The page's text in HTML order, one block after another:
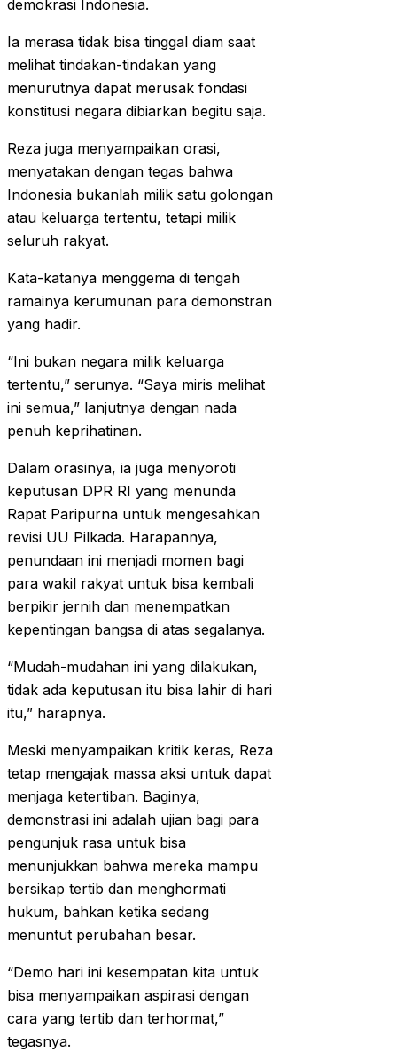
demokrasi Indonesia.
Ia merasa tidak bisa tinggal diam saat
melihat tindakan-tindakan yang
menurutnya dapat merusak fondasi
konstitusi negara dibiarkan begitu saja.
Reza juga menyampaikan orasi,
menyatakan dengan tegas bahwa
Indonesia bukanlah milik satu golongan
atau keluarga tertentu, tetapi milik
seluruh rakyat.
Kata-katanya menggema di tengah
ramainya kerumunan para demonstran
yang hadir.
“Ini bukan negara milik keluarga
tertentu,” serunya. “Saya miris melihat
ini semua,” lanjutnya dengan nada
penuh keprihatinan.
Dalam orasinya, ia juga menyoroti
keputusan DPR RI yang menunda
Rapat Paripurna untuk mengesahkan
revisi UU Pilkada. Harapannya,
penundaan ini menjadi momen bagi
para wakil rakyat untuk bisa kembali
berpikir jernih dan menempatkan
kepentingan bangsa di atas segalanya.
“Mudah-mudahan ini yang dilakukan,
tidak ada keputusan itu bisa lahir di hari
itu,” harapnya.
Meski menyampaikan kritik keras, Reza
tetap mengajak massa aksi untuk dapat
menjaga ketertiban. Baginya,
demonstrasi ini adalah ujian bagi para
pengunjuk rasa untuk bisa
menunjukkan bahwa mereka mampu
bersikap tertib dan menghormati
hukum, bahkan ketika sedang
menuntut perubahan besar.
“Demo hari ini kesempatan kita untuk
bisa menyampaikan aspirasi dengan
cara yang tertib dan terhormat,”
tegasnya.